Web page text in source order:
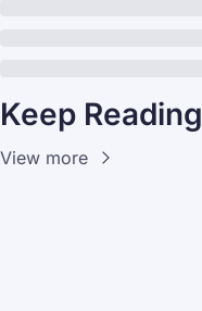
Keep Reading
View more